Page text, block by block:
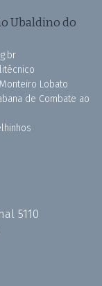
Ubaldino do
Lobato
de Combate ao
5110